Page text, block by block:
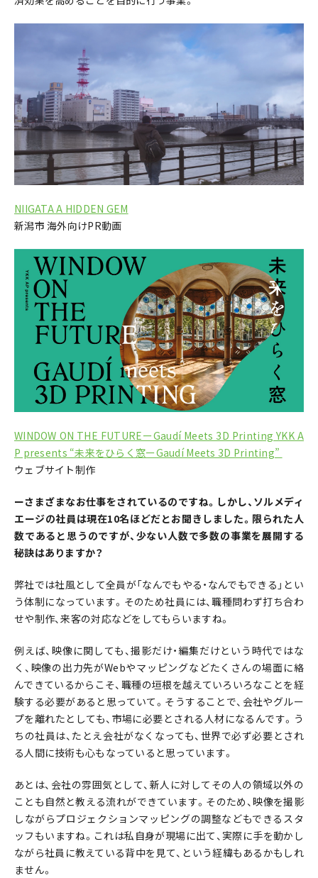
NIIGATA A HIDDEN GEM
新潟市 海外向けPR動画
WINDOW ON THE FUTUREーGaudí Meets 3D Printing YKK A
P presents “未来をひらく窓ーGaudí Meets 3D Printing”
ウェブサイト制作
ーさまざまなお仕事をされているのですね。しかし、ソルメディ
エージの社員は現在10名ほどだとお聞きしました。限られた人
数であると思うのですが、少ない人数で多数の事業を展開する
秘訣はありますか？
弊社では社風として全員が「なんでもやる・なんでもできる」とい
う体制になっています。そのため社員には、職種問わず打ち合わ
せや制作、来客の対応などをしてもらいますね。
例えば、映像に関しても、撮影だけ・編集だけという時代ではな
く、映像の出力先がWebやマッピングなどたくさんの場面に絡
んできているからこそ、職種の垣根を越えていろいろなことを経
験する必要があると思っていて。そうすることで、会社やグルー
プを離れたとしても、市場に必要とされる人材になるんです。う
ちの社員は、たとえ会社がなくなっても、世界で必ず必要とされ
る人間に技術も心もなっていると思っています。
あとは、会社の雰囲気として、新人に対してその人の領域以外の
ことも自然と教える流れができています。そのため、映像を撮影
しながらプロジェクションマッピングの調整などもできるスタ
ッフもいますね。これは私自身が現場に出て、実際に手を動かし
ながら社員に教えている背中を見て、という経緯もあるかもしれ
ません。